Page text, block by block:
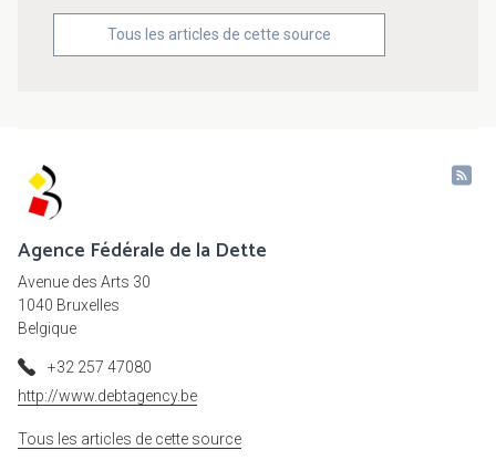
Tous les articles de cette source
Agence Fédérale de la Dette
Avenue des Arts 30
1040 Bruxelles
Belgique
+32 257 47080
http://www.debtagency.be
Tous les articles de cette source